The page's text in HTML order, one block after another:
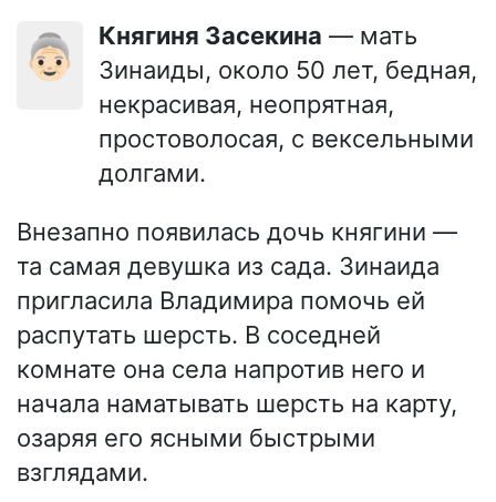
👵🏻 Княгиня Засекина — мать
Зинаиды, около 50 лет, бедная,
некрасивая, неопрятная,
простоволосая, с вексельными
долгами.
Внезапно появилась дочь княгини —
та самая девушка из сада. Зинаида
пригласила Владимира помочь ей
распутать шерсть. В соседней
комнате она села напротив него и
начала наматывать шерсть на карту,
озаряя его ясными быстрыми
взглядами.